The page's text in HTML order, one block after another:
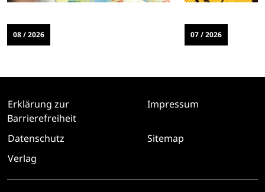
08 / 2026 07 / 2026
Erklärung zur
Barrierefreiheit
Impressum
Datenschutz
Sitemap
Verlag